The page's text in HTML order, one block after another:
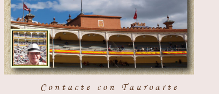
Contacte con Tauroarte